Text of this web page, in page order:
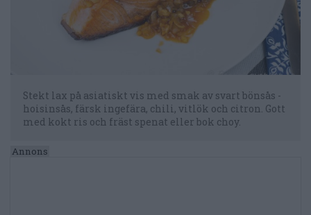
Stekt lax på asiatiskt vis med smak av svart bönsås -
hoisinsås, färsk ingefära, chili, vitlök och citron. Gott
med kokt ris och fräst spenat eller bok choy.